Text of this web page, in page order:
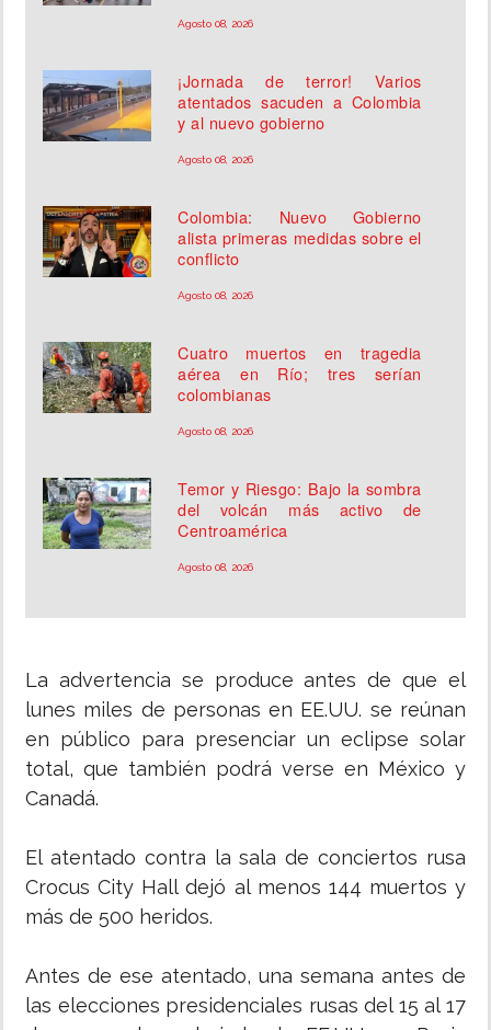
Agosto 08, 2026
¡Jornada de terror! Varios
atentados sacuden a Colombia
y al nuevo gobierno
Agosto 08, 2026
Colombia: Nuevo Gobierno
alista primeras medidas sobre el
conflicto
Agosto 08, 2026
Cuatro muertos en tragedia
aérea en Río; tres serían
colombianas
Agosto 08, 2026
Temor y Riesgo: Bajo la sombra
del volcán más activo de
Centroamérica
Agosto 08, 2026
La advertencia se produce antes de que el
lunes miles de personas en EE.UU. se reúnan
en público para presenciar un eclipse solar
total, que también podrá verse en México y
Canadá.
El atentado contra la sala de conciertos rusa
Crocus City Hall dejó al menos 144 muertos y
más de 500 heridos.
Antes de ese atentado, una semana antes de
las elecciones presidenciales rusas del 15 al 17